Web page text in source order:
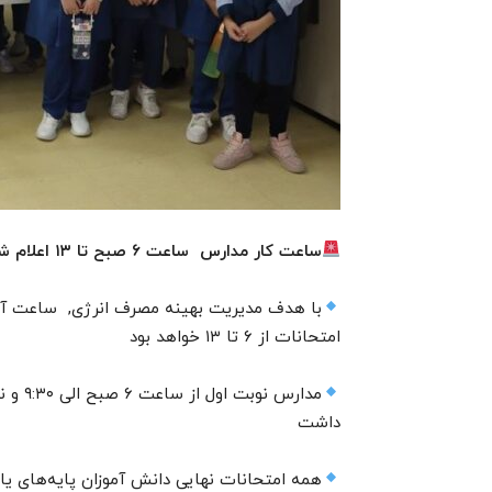
ساعت کار مدارس ساعت ۶ صبح تا ۱۳ اعلام شد
با هدف مدیریت بهینه مصرف انرژی, ساعت
امتحانات از ۶ تا ۱۳ خواهد بود
داشت